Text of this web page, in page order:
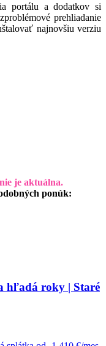
portálu a dodatkov si
prehliadanie
najnovšiu verziu
je aktuálna.
ponúk:
hľadá roky | Staré